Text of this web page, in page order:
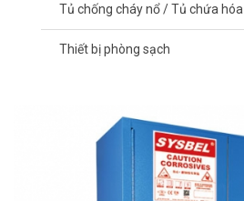
Tủ chống cháy nổ / Tủ chứa
Thiết bị phòng sạch